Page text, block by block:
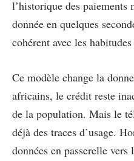
l’historique des paiements
donnée en quelques
cohérent avec les
Ce modèle change la
africains, le crédit reste
de la population. Mais le
déjà des traces d’usage.
données en passerelle